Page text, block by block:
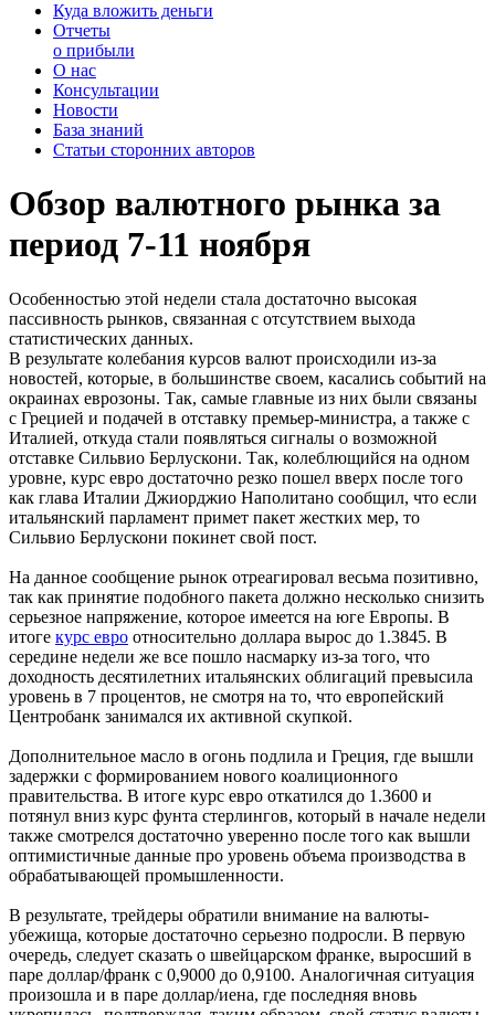
Куда вложить деньги
Отчеты
о прибыли
О нас
Консультации
Новости
База знаний
Статьи сторонних авторов
Обзор валютного рынка за
период 7-11 ноября
Особенностью этой недели стала достаточно высокая
пассивность рынков, связанная с отсутствием выхода
статистических данных.
В результате колебания курсов валют происходили из-за
новостей, которые, в большинстве своем, касались событий на
окраинах еврозоны. Так, самые главные из них были связаны
с Грецией и подачей в отставку премьер-министра, а также с
Италией, откуда стали появляться сигналы о возможной
отставке Сильвио Берлускони. Так, колеблющийся на одном
уровне, курс евро достаточно резко пошел вверх после того
как глава Италии Джиорджио Наполитано сообщил, что если
итальянский парламент примет пакет жестких мер, то
Сильвио Берлускони покинет свой пост.
На данное сообщение рынок отреагировал весьма позитивно,
так как принятие подобного пакета должно несколько снизить
серьезное напряжение, которое имеется на юге Европы. В
итоге курс евро относительно доллара вырос до 1.3845. В
середине недели же все пошло насмарку из-за того, что
доходность десятилетних итальянских облигаций превысила
уровень в 7 процентов, не смотря на то, что европейский
Центробанк занимался их активной скупкой.
Дополнительное масло в огонь подлила и Греция, где вышли
задержки с формированием нового коалиционного
правительства. В итоге курс евро откатился до 1.3600 и
потянул вниз курс фунта стерлингов, который в начале недели
также смотрелся достаточно уверенно после того как вышли
оптимистичные данные про уровень объема производства в
обрабатывающей промышленности.
В результате, трейдеры обратили внимание на валюты-
убежища, которые достаточно серьезно подросли. В первую
очередь, следует сказать о швейцарском франке, выросший в
паре доллар/франк с 0,9000 до 0,9100. Аналогичная ситуация
произошла и в паре доллар/иена, где последняя вновь